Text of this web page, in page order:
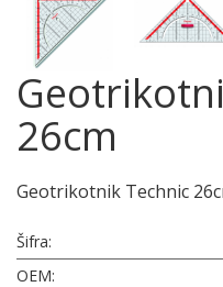
26cm
Geotrikotnik Technic
Šifra:
OEM: